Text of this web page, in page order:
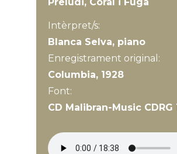
Intèrpret/s:
Blanca Selva, piano
Enregistrament original:
Columbia, 1928
Font:
CD Malibran-Music CDRG